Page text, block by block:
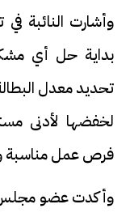
وأشارت النائبة
بداية حل أي
تحديد معدل
لخفضها لأدنى
فرص عمل مناسبة
وأكدت عضو مجلس